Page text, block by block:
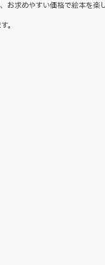
求めやすい価格で絵本を楽
。